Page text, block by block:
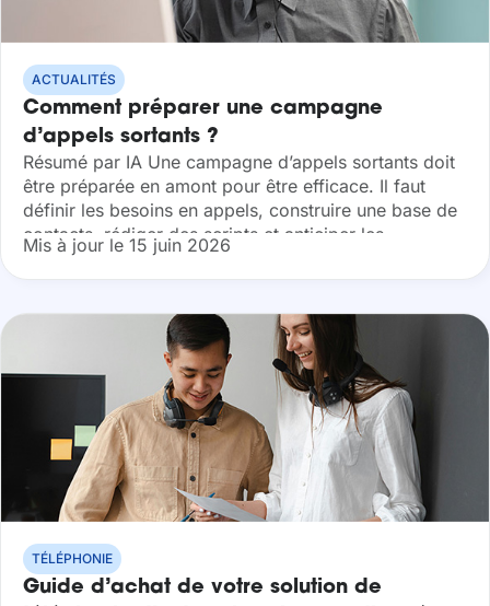
ACTUALITÉS
Comment préparer une campagne
d’appels sortants ?
Résumé par IA Une campagne d’appels sortants doit
être préparée en amont pour être efficace. Il faut
définir les besoins en appels, construire une base de
contacts, rédiger des scripts et anticiper les
objections, former les...
Mis à jour le 15 juin 2026
TÉLÉPHONIE
Guide d’achat de votre solution de